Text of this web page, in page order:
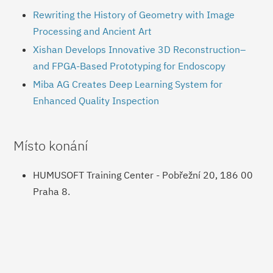
Rewriting the History of Geometry with Image
Processing and Ancient Art
Xishan Develops Innovative 3D Reconstruction–
and FPGA-Based Prototyping for Endoscopy
Miba AG Creates Deep Learning System for
Enhanced Quality Inspection
Místo konání
HUMUSOFT Training Center - Pobřežní 20, 186 00
Praha 8.